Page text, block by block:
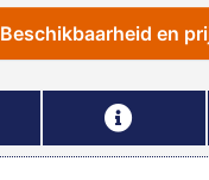
Beschikbaarheid en